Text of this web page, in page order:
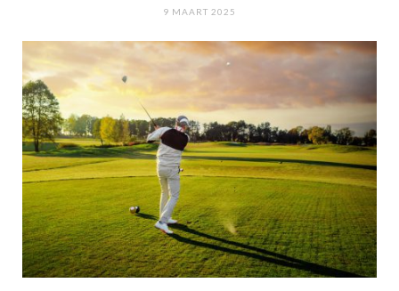
9 MAART 2025